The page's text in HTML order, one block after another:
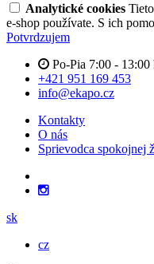
Analytické cookies
e-shop používate. S ich
Potvrdzujem
Po-Pia 7:00 - 13:00
+421 951 169 453
info@ekapo.cz
Kontakty
O nás
Sprievodca spokojnej
sk
cz